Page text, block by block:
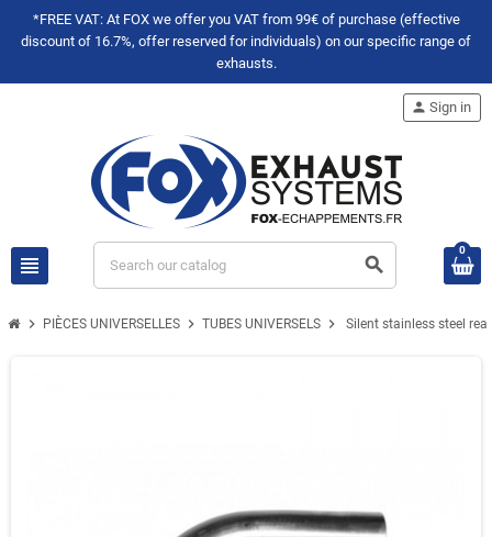
*FREE VAT: At FOX we offer you VAT from 99€ of purchase (effective
discount of 16.7%, offer reserved for individuals) on our specific range of
exhausts.
view_headline search
person Sign in
0
chevron_right PIÈCES UNIVERSELLES chevron_right TUBES UNIVERSELS chevron_right Silent stainless steel